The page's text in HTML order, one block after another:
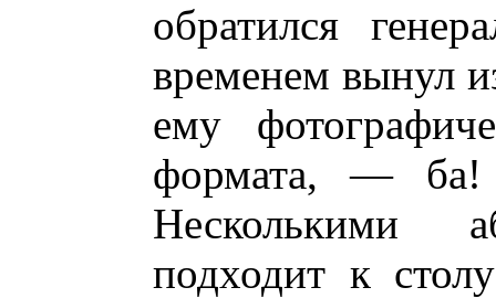
обратился
временем вынул
ему
формата, — ба!
Несколькими
подходит к